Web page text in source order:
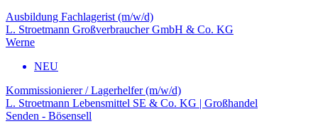
Ausbildung Fachlagerist (m/w/d)
L. Stroetmann Großverbraucher GmbH & Co. KG
Werne
NEU
Kommissionierer / Lagerhelfer (m/w/d)
L. Stroetmann Lebensmittel SE & Co. KG | Großhandel
Senden - Bösensell